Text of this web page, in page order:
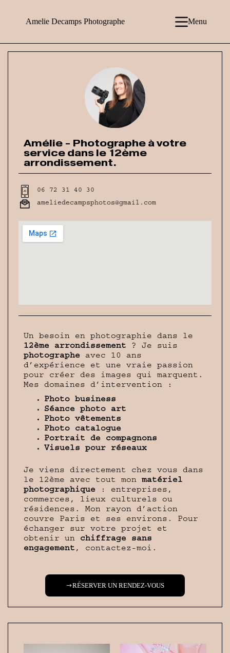
Amelie Decamps Photographe Menu
Amélie - Photographe à votre
service dans le 12ème
arrondissement.
06 72 31 40 30
ameliedecampsphotos@gmail.com
Un besoin en photographie dans le
12ème arrondissement ? Je suis
photographe avec 10 ans
d’expérience et une vraie passion
pour créer des images qui marquent.
Mes domaines d’intervention :
Photo business
Séance photo art
Photo vêtements
Photo catalogue
Portrait de compagnons
Visuels pour réseaux
Je viens directement chez vous dans
le 12ème avec tout mon matériel
photographique : entreprises,
commerces, lieux culturels ou
résidences. Mon rayon d’action
couvre Paris et ses environs. Pour
échanger sur votre projet et
obtenir un chiffrage sans
engagement , contactez-moi.
RÉSERVER UN RENDEZ-VOUS